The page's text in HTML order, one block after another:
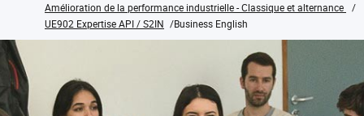
Amélioration de la performance industrielle - Classique et alternance
UE902 Expertise API / S2IN
Business English